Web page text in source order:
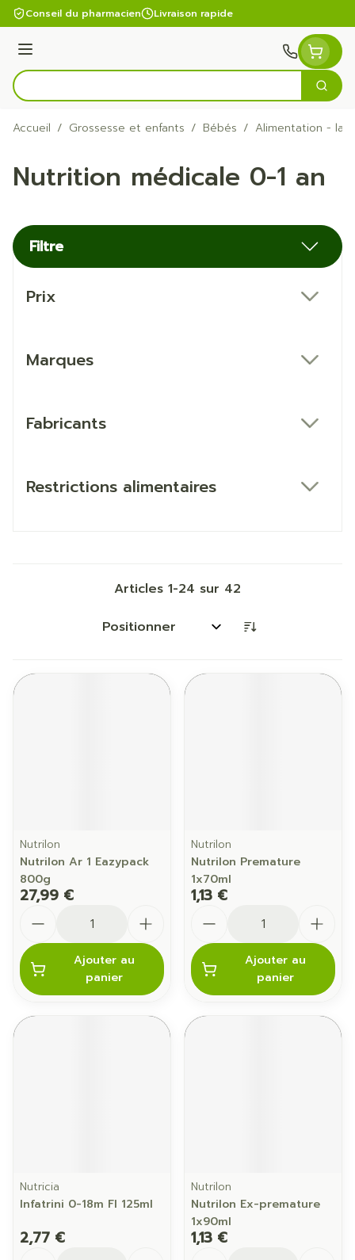
Aller au contenu
Conseil du pharmacien Livraison rapide
Menu
Rechercher
Accueil / Grossesse et enfants / Bébés / Alimentation - lait
Nutrition médicale 0-1 an
Filtre
Prix
Marques
Fabricants
Restrictions alimentaires
Articles 1-24 sur 42
Trier par:
Nutrilon
Nutrilon Ar 1 Eazypack
800g
27,99 €
Ajouter au
panier
Nutrilon
Nutrilon Premature
1x70ml
1,13 €
Ajouter au
panier
Nutricia
Infatrini 0-18m Fl 125ml
2,77 €
Nutrilon
Nutrilon Ex-premature
1x90ml
1,13 €